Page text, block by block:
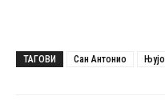
ТАГОВИ Сан Антонио